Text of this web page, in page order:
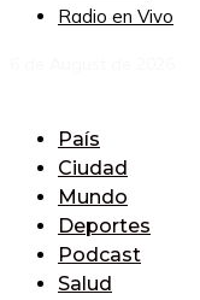
Radio en Vivo
País
Ciudad
Mundo
Deportes
Podcast
Salud